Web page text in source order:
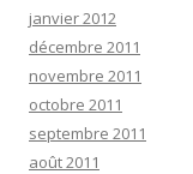
janvier 2012
décembre 2011
novembre 2011
octobre 2011
septembre 2011
août 2011